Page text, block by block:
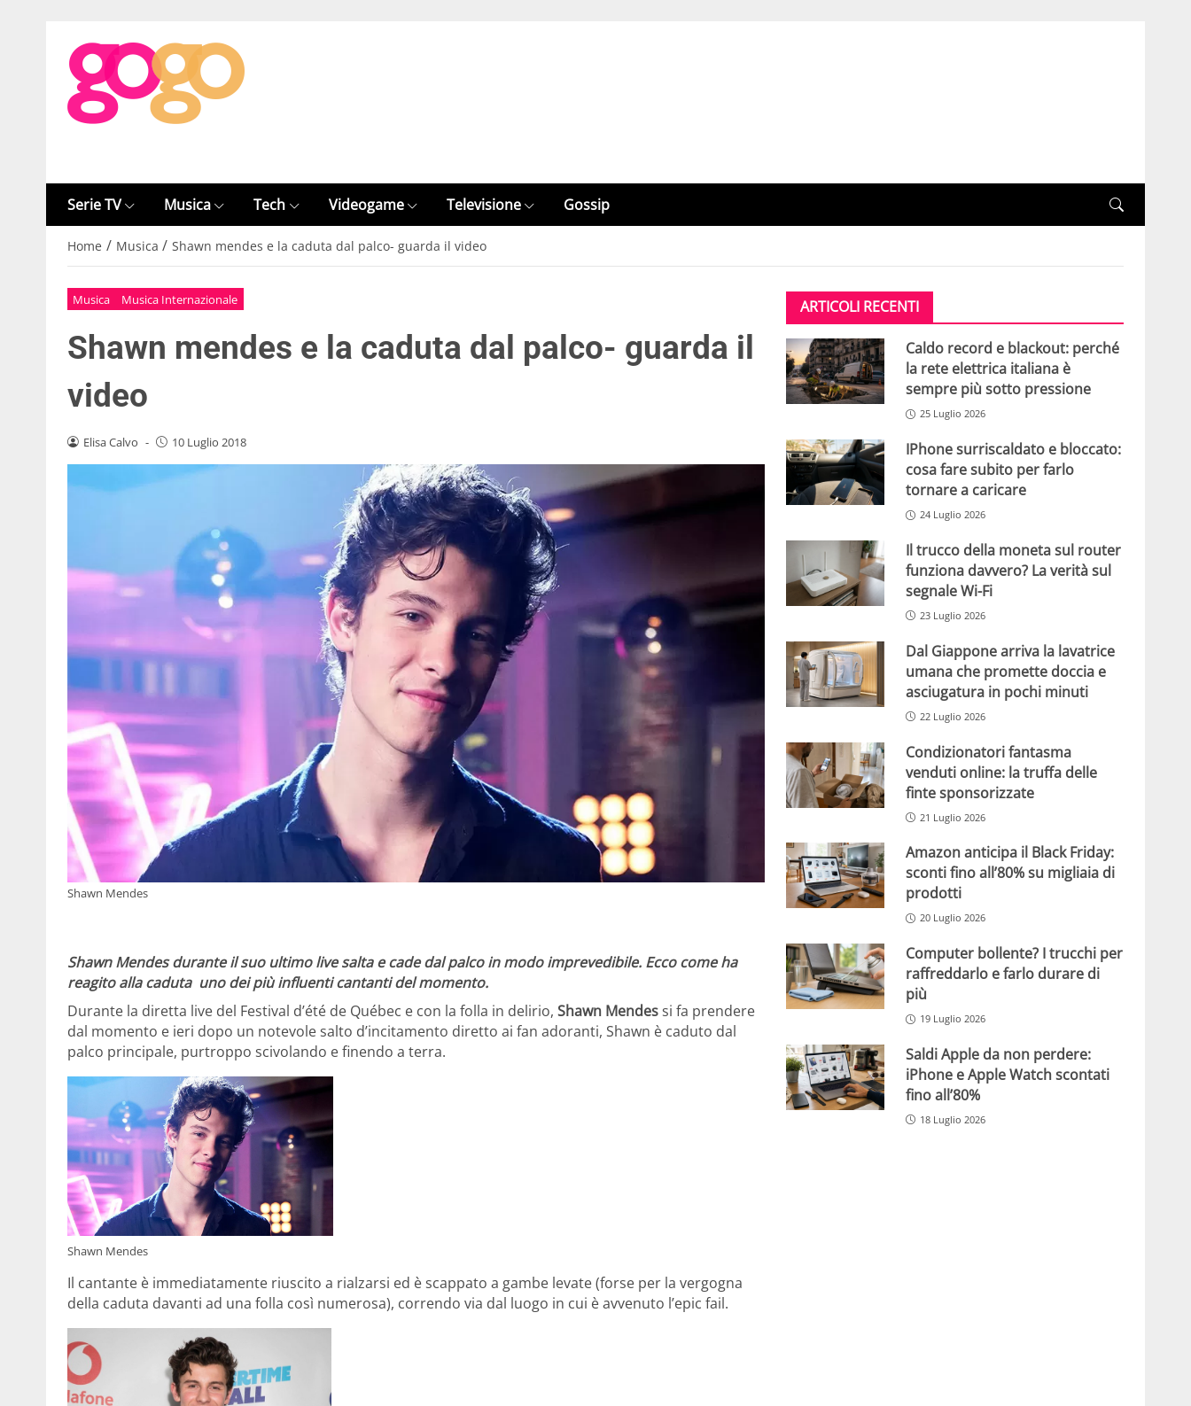
Serie TV Musica Tech Videogame Televisione Gossip
Home / Musica / Shawn mendes e la caduta dal palco- guarda il video
Musica Musica Internazionale
Shawn mendes e la caduta dal palco- guarda il
video
Elisa Calvo - 10 Luglio 2018
Shawn Mendes
Shawn Mendes durante il suo ultimo live salta e cade dal palco in modo imprevedibile. Ecco come ha
reagito alla caduta uno dei più influenti cantanti del momento.
Durante la diretta live del Festival d’été de Québec e con la folla in delirio, Shawn Mendessi fa prendere
dal momento e ieri dopo un notevole salto d’incitamento diretto ai fan adoranti, Shawn è caduto dal
palco principale, purtroppo scivolando e finendo a terra.
Shawn Mendes
Il cantante è immediatamente riuscito a rialzarsi ed è scappato a gambe levate (forse per la vergogna
della caduta davanti ad una folla così numerosa), correndo via dal luogo in cui è avvenuto l’epic fail.
ARTICOLI RECENTI
Caldo record e blackout: perché
la rete elettrica italiana è
sempre più sotto pressione
25 Luglio 2026
IPhone surriscaldato e bloccato:
cosa fare subito per farlo
tornare a caricare
24 Luglio 2026
Il trucco della moneta sul router
funziona davvero? La verità sul
segnale Wi-Fi
23 Luglio 2026
Dal Giappone arriva la lavatrice
umana che promette doccia e
asciugatura in pochi minuti
22 Luglio 2026
Condizionatori fantasma
venduti online: la truffa delle
finte sponsorizzate
21 Luglio 2026
Amazon anticipa il Black Friday:
sconti fino all’80% su migliaia di
prodotti
20 Luglio 2026
Computer bollente? I trucchi per
raffreddarlo e farlo durare di
più
19 Luglio 2026
Saldi Apple da non perdere:
iPhone e Apple Watch scontati
fino all’80%
18 Luglio 2026